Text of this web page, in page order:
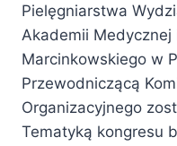
Pielęgniarstwa
Akademii Medycznej
Marcinkowskiego w
Przewodniczącą
Organizacyjnego
Tematyką kongresu